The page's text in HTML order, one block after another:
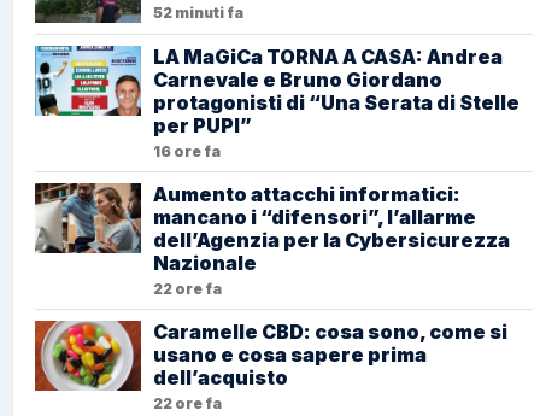
52 minuti fa
LA MaGiCa TORNA A CASA: Andrea
Carnevale e Bruno Giordano
protagonisti di “Una Serata di Stelle
per PUPI”
16 ore fa
Aumento attacchi informatici:
mancano i “difensori”, l’allarme
dell’Agenzia per la Cybersicurezza
Nazionale
22 ore fa
Caramelle CBD: cosa sono, come si
usano e cosa sapere prima
dell’acquisto
22 ore fa